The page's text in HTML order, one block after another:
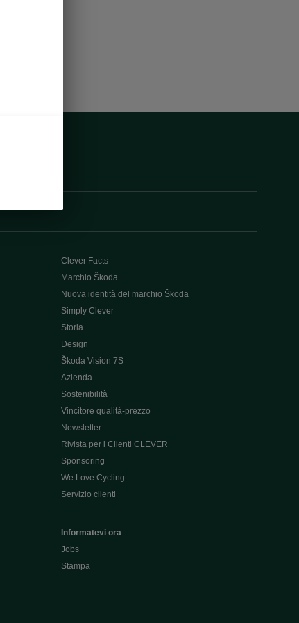
Clever Facts
Marchio Škoda
Nuova identità del marchio Škoda
Simply Clever
Storia
Design
Škoda Vision 7S
Azienda
Sostenibilità
Vincitore qualità-prezzo
Newsletter
Rivista per i Clienti CLEVER
Sponsoring
We Love Cycling
Servizio clienti
Informatevi ora
Jobs
Stampa